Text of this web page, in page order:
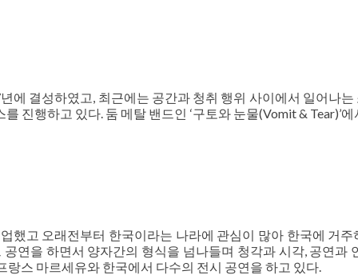
에 결성하였고, 최근에는 공간과 청취 행위 사이에서 일어나는
진행하고 있다. 둠 메탈 밴드인 ‘구토와 눈물(Vomit & Tear)’에
했고 오래전부터 한국이라는 나라에 관심이 많아 한국에 거주
연을 하면서 양자간의 형식을 넘나들며 청각과 시각, 공연과
스 마르세유와 한국에서 다수의 전시 공연을 하고 있다.